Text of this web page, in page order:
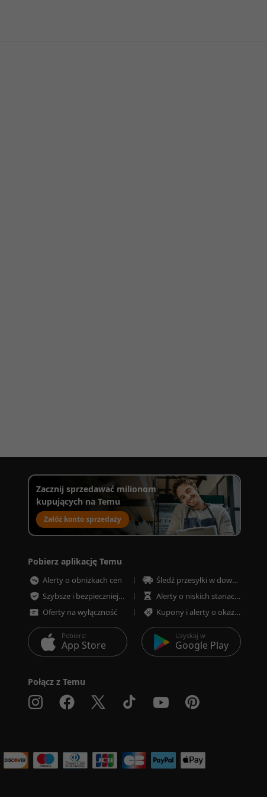
Zacznij sprzedawać milionom
kupujących na Temu
Załóż konto sprzedaży
Pobierz aplikację Temu
Alerty o obniżkach cen
Śledź przesyłki w dowolnym momencie
Szybsze i bezpieczniejsze płatności
Alerty o niskich stanach magazynowych
Oferty na wyłączność
Kupony i alerty o okazjach
Pobierz:
App Store
Uzyskaj w
Google Play
Połącz z Temu